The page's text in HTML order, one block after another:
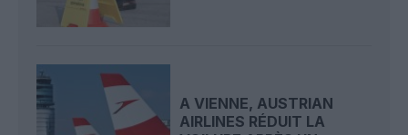
A VIENNE, AUSTRIAN
AIRLINES RÉDUIT LA